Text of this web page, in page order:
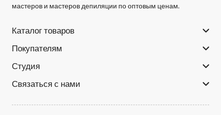
мастеров и мастеров депиляции по оптовым ценам.
Каталог товаров
Покупателям
Студия
Связаться с нами